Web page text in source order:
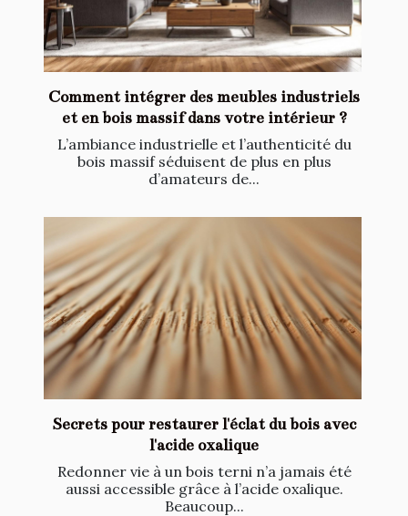
Comment intégrer des meubles industriels
et en bois massif dans votre intérieur ?
L’ambiance industrielle et l’authenticité du
bois massif séduisent de plus en plus
d’amateurs de...
Secrets pour restaurer l'éclat du bois avec
l'acide oxalique
Redonner vie à un bois terni n’a jamais été
aussi accessible grâce à l’acide oxalique.
Beaucoup...